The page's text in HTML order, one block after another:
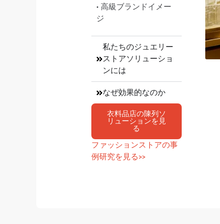
• 高級ブランドイメー
ジ
私たちのジュエリー
ストアソリューショ
ンには
なぜ効果的なのか
衣料品店の陳列ソ
リューションを見
る
ファッションストアの事
例研究を見る>>